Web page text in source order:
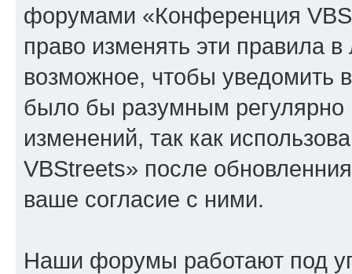
форумами «Конференция
право изменять эти правила
возможное, чтобы уведомить
было бы разумным регулярно
изменений, так как
VBStreets» после
ваше согласие с ними.
Наши форумы работают под